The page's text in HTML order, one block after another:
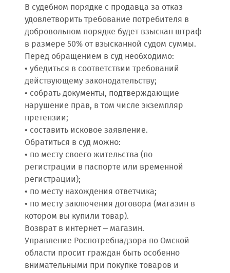
В судебном порядке с продавца за отказ
удовлетворить требование потребителя в
добровольном порядке будет взыскан штраф
в размере 50% от взысканной судом суммы.
Перед обращением в суд необходимо:
• убедиться в соответствии требований
действующему законодательству;
• собрать документы, подтверждающие
нарушение прав, в том числе экземпляр
претензии;
• составить исковое заявление.
Обратиться в суд можно:
• по месту своего жительства (по
регистрации в паспорте или временной
регистрации);
• по месту нахождения ответчика;
• по месту заключения договора (магазин в
котором вы купили товар).
Возврат в интернет – магазин.
Управление Роспотребнадзора по Омской
области просит граждан быть особенно
внимательными при покупке товаров и